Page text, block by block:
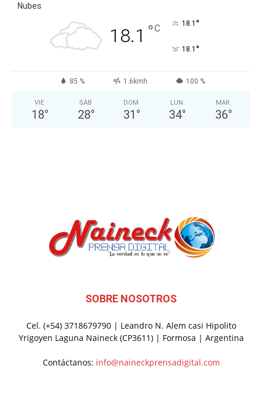
Nubes
18.1 °C 18.1 °
18.1 °
85 % 1.6kmh 100 %
VIE
18°
SÁB
28°
DOM
31 °
LUN
34°
MAR
36°
SOBRE NOSOTROS
Cel. (+54) 3718679790 | Leandro N. Alem casi Hipolito
Yrigoyen Laguna Naineck (CP3611) | Formosa | Argentina
Contáctanos: info@naineckprensadigital.com